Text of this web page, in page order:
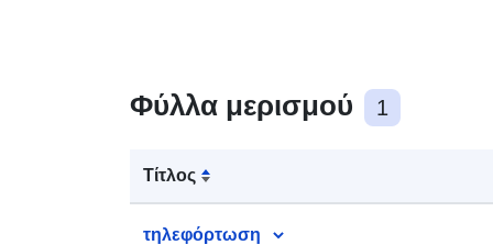
Φύλλα μερισμού 1
Τίτλος
τηλεφόρτωση